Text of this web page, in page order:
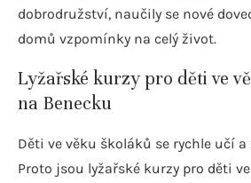
dobrodružství, naučily se nové
domů vzpomínky na celý život.
Lyžařské kurzy pro děti ve
na Benecku
Děti ve věku školáků se rychle učí a
Proto jsou lyžařské kurzy pro děti